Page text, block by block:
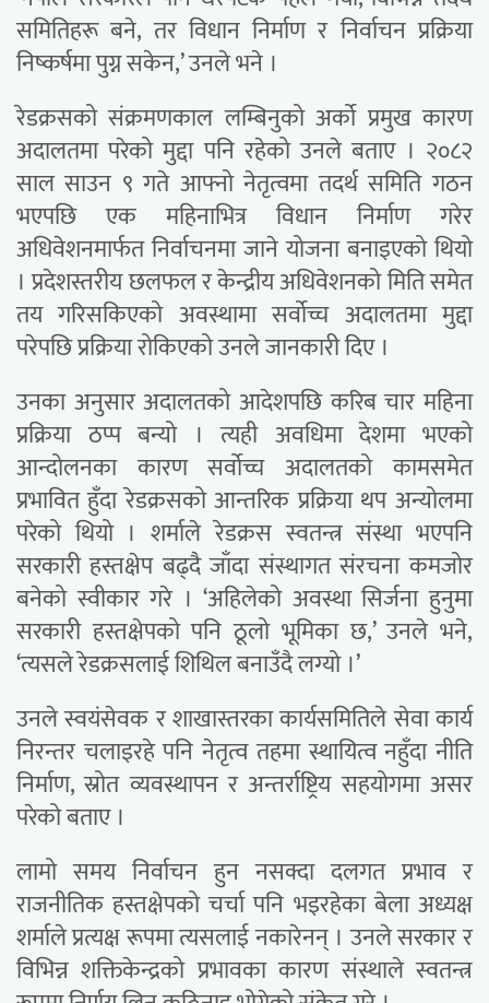
समितिहरू बने, तर विधान निर्माण र निर्वाचन प्रक्रिया
निष्कर्षमा पुग्न सकेन,’ उनले भने ।
रेडक्रसको संक्रमणकाल लम्बिनुको अर्को प्रमुख कारण
अदालतमा परेको मुद्दा पनि रहेको उनले बताए । २०८२
साल साउन ९ गते आफ्नो नेतृत्वमा तदर्थ समिति गठन
भएपछि एक महिनाभित्र विधान निर्माण गरेर
अधिवेशनमार्फत निर्वाचनमा जाने योजना बनाइएको थियो
। प्रदेशस्तरीय छलफल र केन्द्रीय अधिवेशनको मिति समेत
तय गरिसकिएको अवस्थामा सर्वोच्च अदालतमा मुद्दा
परेपछि प्रक्रिया रोकिएको उनले जानकारी दिए ।
उनका अनुसार अदालतको आदेशपछि करिब चार महिना
प्रक्रिया ठप्प बन्यो । त्यही अवधिमा देशमा भएको
आन्दोलनका कारण सर्वोच्च अदालतको कामसमेत
प्रभावित हुँदा रेडक्रसको आन्तरिक प्रक्रिया थप अन्योलमा
परेको थियो । शर्माले रेडक्रस स्वतन्त्र संस्था भएपनि
सरकारी हस्तक्षेप बढ्दै जाँदा संस्थागत संरचना कमजोर
बनेको स्वीकार गरे । ‘अहिलेको अवस्था सिर्जना हुनुमा
सरकारी हस्तक्षेपको पनि ठूलो भूमिका छ,’ उनले भने,
‘त्यसले रेडक्रसलाई शिथिल बनाउँदै लग्यो ।’
उनले स्वयंसेवक र शाखास्तरका कार्यसमितिले सेवा कार्य
निरन्तर चलाइरहे पनि नेतृत्व तहमा स्थायित्व नहुँदा नीति
निर्माण, स्रोत व्यवस्थापन र अन्तर्राष्ट्रिय सहयोगमा असर
परेको बताए ।
लामो समय निर्वाचन हुन नसक्दा दलगत प्रभाव र
राजनीतिक हस्तक्षेपको चर्चा पनि भइरहेका बेला अध्यक्ष
शर्माले प्रत्यक्ष रूपमा त्यसलाई नकारेनन् । उनले सरकार र
विभिन्न शक्तिकेन्द्रको प्रभावका कारण संस्थाले स्वतन्त्र